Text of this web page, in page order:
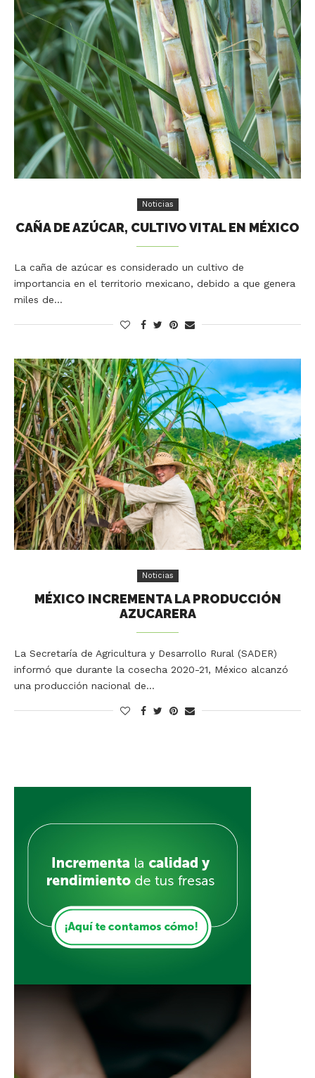
Noticias
CAÑA DE AZÚCAR, CULTIVO VITAL EN MÉXICO
La caña de azúcar es considerado un cultivo de
importancia en el territorio mexicano, debido a que genera
miles de…
Noticias
MÉXICO INCREMENTA LA PRODUCCIÓN
AZUCARERA
La Secretaría de Agricultura y Desarrollo Rural (SADER)
informó que durante la cosecha 2020-21, México alcanzó
una producción nacional de…